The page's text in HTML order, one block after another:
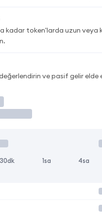
kadar token'larda uzun veya
ve pasif gelir elde
30dk 1sa 4sa